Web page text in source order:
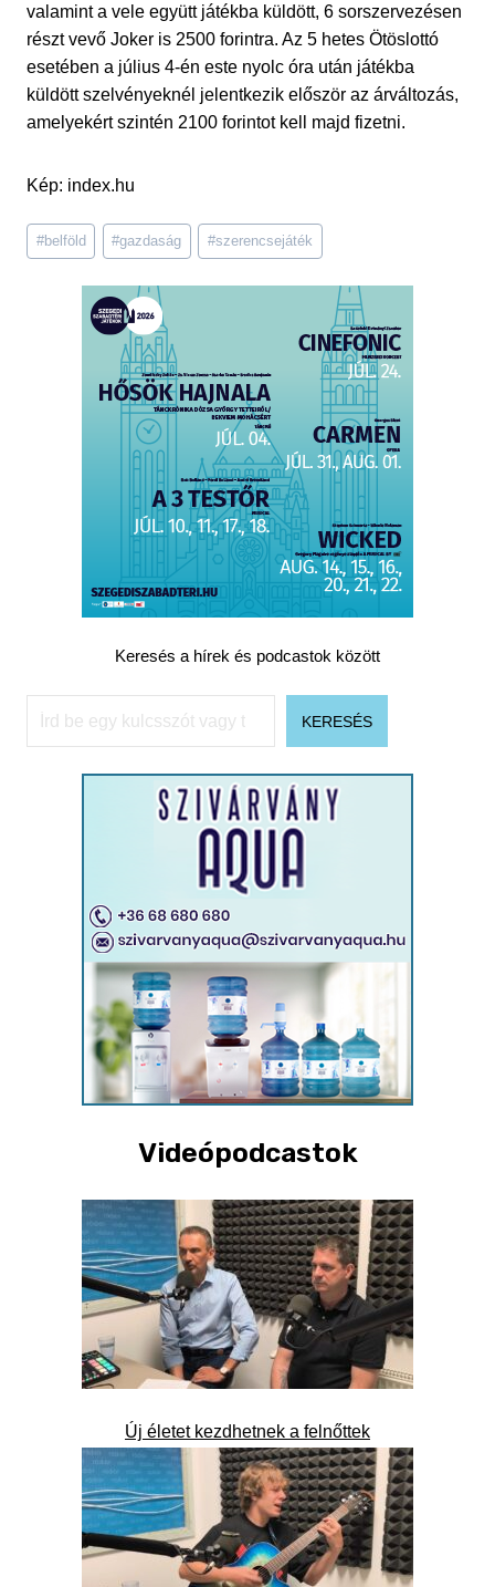
valamint a vele együtt játékba küldött, 6 sorszervezésen
részt vevő Joker is 2500 forintra. Az 5 hetes Ötöslottó
esetében a július 4-én este nyolc óra után játékba
küldött szelvényeknél jelentkezik először az árváltozás,
amelyekért szintén 2100 forintot kell majd fizetni.
Kép: index.hu
Post
Tags:
#belföld #gazdaság #szerencsejáték
Keresés a hírek és podcastok között
Keresés
KERESÉS
Videópodcastok
Új életet kezdhetnek a felnőttek